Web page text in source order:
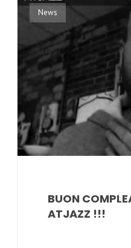
News
BUON
ATJAZZ !!!